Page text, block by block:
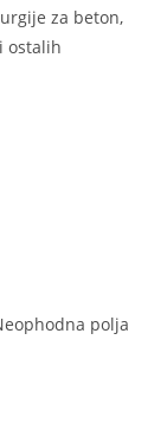
za beton,
ostalih
polja